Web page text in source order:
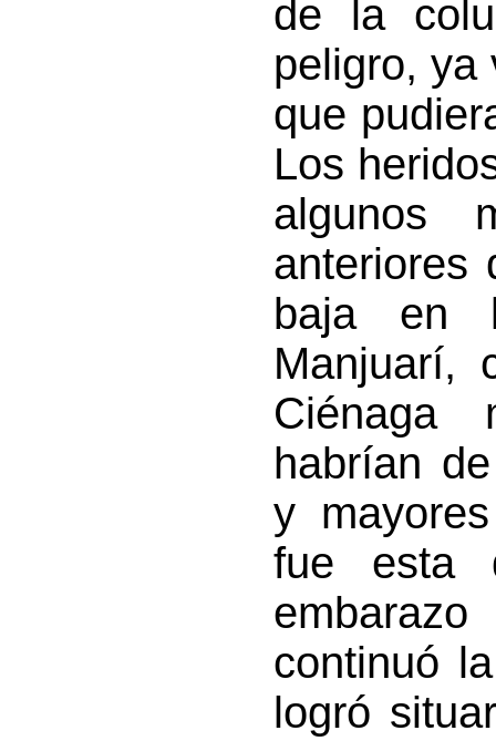
de la
peligro, ya
que
Los
algunos
anteriores
baja en
Manjuarí,
Ciénaga
habrían
y
fue esta
continuó
logró